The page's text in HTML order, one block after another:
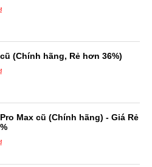
(Chính hãng, Rẻ hơn 36%)
Max cũ (Chính hãng) - Giá Rẻ